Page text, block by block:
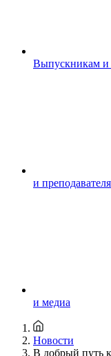
Выпускникам и
и
и медиа
Новости
В добрый путь